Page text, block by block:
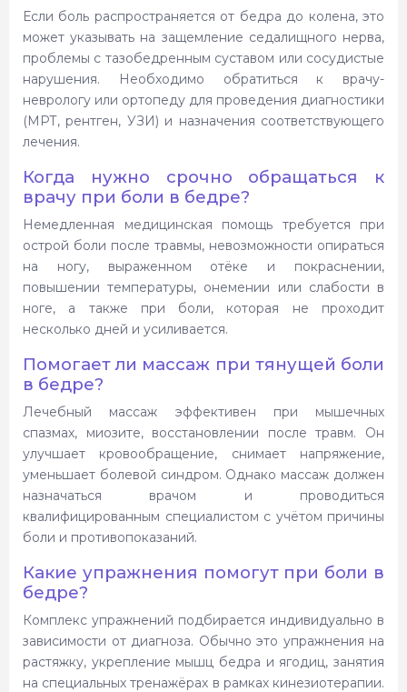
Если боль распространяется от бедра до колена, это
может указывать на защемление седалищного нерва,
проблемы с тазобедренным суставом или сосудистые
нарушения. Необходимо обратиться к врачу-
неврологу или ортопеду для проведения диагностики
(МРТ, рентген, УЗИ) и назначения соответствующего
лечения.
Когда нужно срочно обращаться к
врачу при боли в бедре?
Немедленная медицинская помощь требуется при
острой боли после травмы, невозможности опираться
на ногу, выраженном отёке и покраснении,
повышении температуры, онемении или слабости в
ноге, а также при боли, которая не проходит
несколько дней и усиливается.
Помогает ли массаж при тянущей боли
в бедре?
Лечебный массаж эффективен при мышечных
спазмах, миозите, восстановлении после травм. Он
улучшает кровообращение, снимает напряжение,
уменьшает болевой синдром. Однако массаж должен
назначаться врачом и проводиться
квалифицированным специалистом с учётом причины
боли и противопоказаний.
Какие упражнения помогут при боли в
бедре?
Комплекс упражнений подбирается индивидуально в
зависимости от диагноза. Обычно это упражнения на
растяжку, укрепление мышц бедра и ягодиц, занятия
на специальных тренажёрах в рамках кинезиотерапии.